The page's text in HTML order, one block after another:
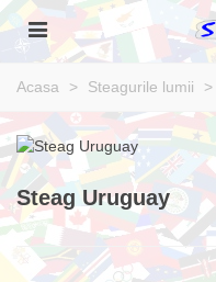
Acasa > Steagurile lumii >
Steag Uruguay